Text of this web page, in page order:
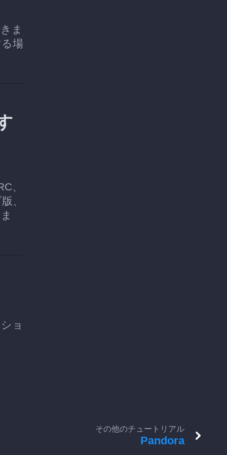
ま
場
、
、
ョ
その他のチュートリアル
Pandora